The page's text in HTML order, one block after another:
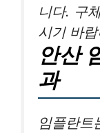
니다. 구
시기 바
안산
과
임플란트